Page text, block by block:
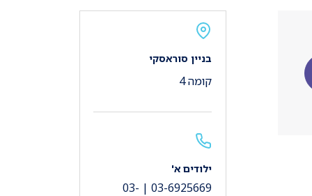
בניין סוראסקי
קומה 4
ילודים א'
03-6925669 | 03-